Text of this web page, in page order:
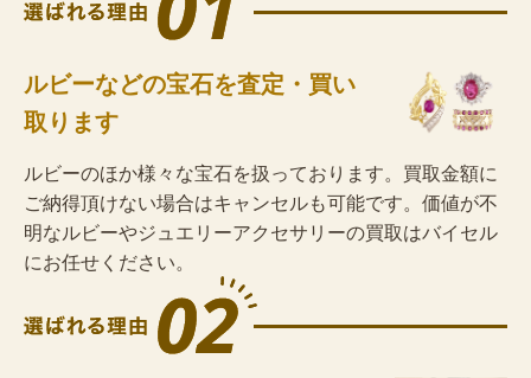
ルビーなどの宝石を査定・買い
取ります
ルビーのほか様々な宝石を扱っております。買取金額に
ご納得頂けない場合はキャンセルも可能です。価値が不
明なルビーやジュエリーアクセサリーの買取はバイセル
にお任せください。